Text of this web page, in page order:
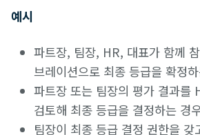
예시
파트장, 팀장, HR, 대표가 함께
브레이션으로 최종 등급을 확정
파트장 또는 팀장의 평가 결과를
검토해 최종 등급을 결정하는 경
팀장이 최종 등급 결정 권한을